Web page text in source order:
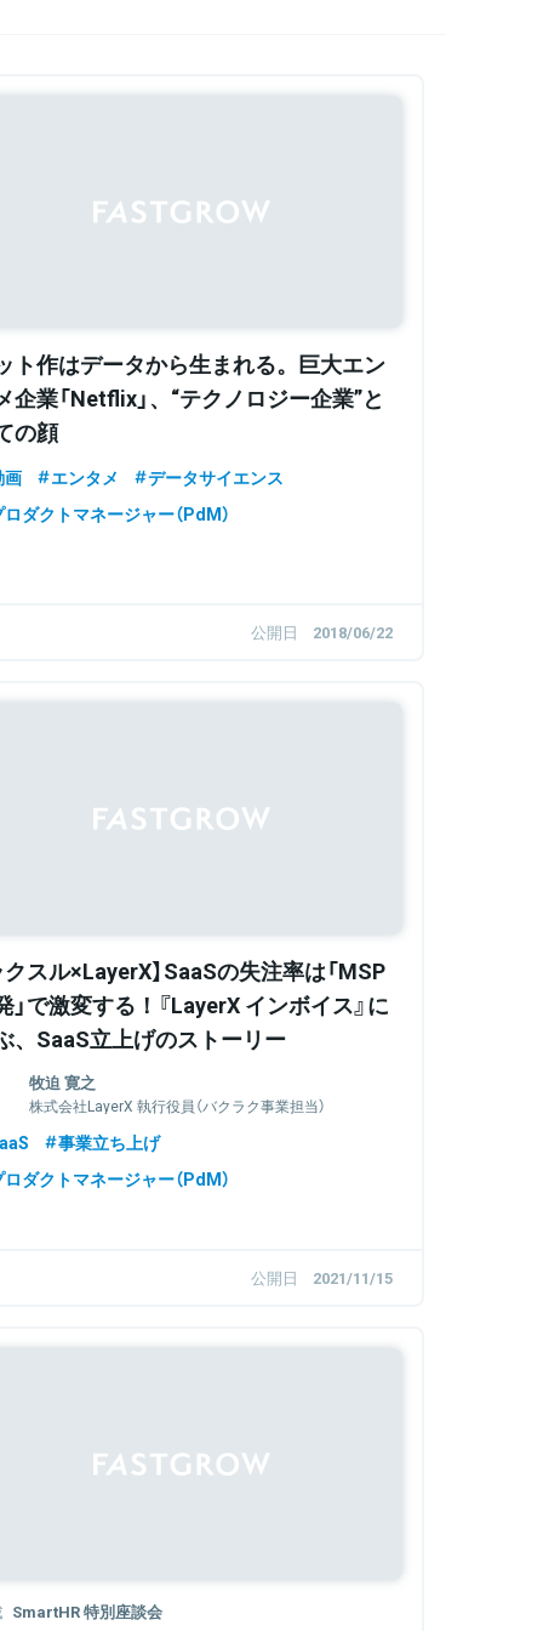
ト作はデータから生まれる。巨大エン
企業「Netflix」、“テクノロジー企業”と
の顔
画 エンタメ
データサイエンス
ダクトマネージャー（PdM）
公開日 2018/06/22
クスル×LayerX】SaaSの失注率は「MSP
」で激変する！『LayerX インボイス』に
、SaaS立上げのストーリー
牧迫 寛之
株式会社LayerX 執行役員（バクラク事業担当）
事業立ち上げ
ダクトマネージャー（PdM）
公開日 2021/11/15
SmartHR 特別座談会